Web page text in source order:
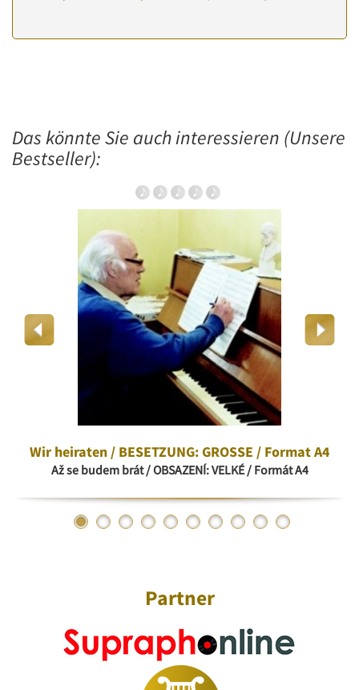
Das könnte Sie auch interessieren (Unsere
Bestseller):
Wir heiraten / BESETZUNG: GROSSE / Format A4
Až se budem brát / OBSAZENÍ: VELKÉ / Formát A4
Partner